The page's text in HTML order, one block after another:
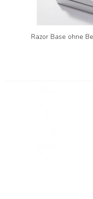
Razor Base ohne